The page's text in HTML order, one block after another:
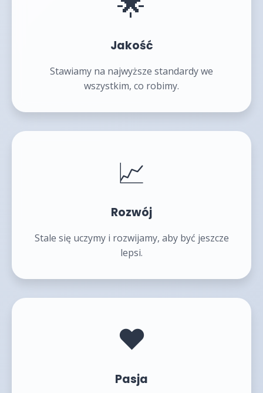
Jakość
Stawiamy na najwyższe standardy we
wszystkim, co robimy.
📈
Rozwój
Stale się uczymy i rozwijamy, aby być jeszcze
lepsi.
❤️
Pasja